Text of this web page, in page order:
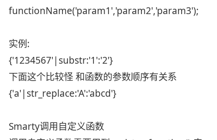
functionName('param1','param2','param3');
实例:
{'1234567'|substr:'1':'2'}
下面这个比较怪 和函数的参数顺序有关系
{'a'|str_replace:'A':'abcd'}
Smarty调用自定义函数